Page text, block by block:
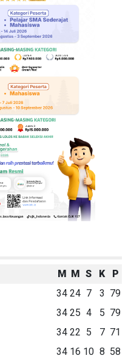
M M S K
P
34 24 7 3 79
34 25 4 5 79
34 22 5 7 71
34 16 10 8 58